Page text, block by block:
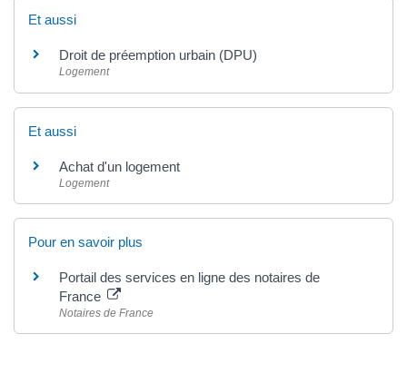
Et aussi
Droit de préemption urbain (DPU)
Logement
Et aussi
Achat d'un logement
Logement
Pour en savoir plus
Portail des services en ligne des notaires de
France
Notaires de France